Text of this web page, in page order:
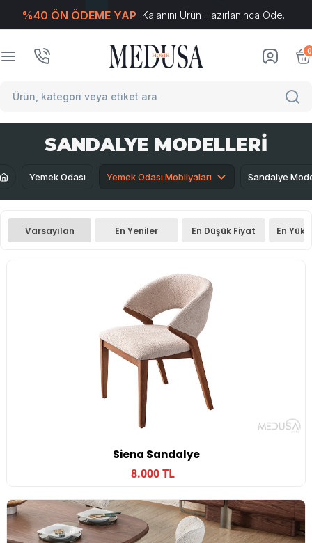
%40 ÖN ÖDEME YAP Kalanını Ürün Hazırlanınca Öde.
0
SANDALYE MODELLERI
Yemek Odası Yemek Odası Mobilyaları Sandalye
Varsayılan En Yeniler En Düşük Fiyat En
Siena Sandalye
8.000 TL
T-Soft E-Ticaret Sistemleriyle Hazırlanmıştır.